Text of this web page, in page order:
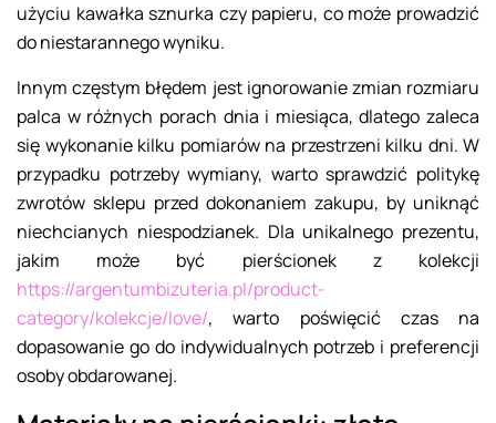
użyciu kawałka sznurka czy papieru, co może prowadzić
do niestarannego wyniku.
Innym częstym błędem jest ignorowanie zmian rozmiaru
palca w różnych porach dnia i miesiąca, dlatego zaleca
się wykonanie kilku pomiarów na przestrzeni kilku dni. W
przypadku potrzeby wymiany, warto sprawdzić politykę
zwrotów sklepu przed dokonaniem zakupu, by uniknąć
niechcianych niespodzianek. Dla unikalnego prezentu,
jakim może być pierścionek z kolekcji
https://argentumbizuteria.pl/product-
category/kolekcje/love/, warto poświęcić czas na
dopasowanie go do indywidualnych potrzeb i preferencji
osoby obdarowanej.